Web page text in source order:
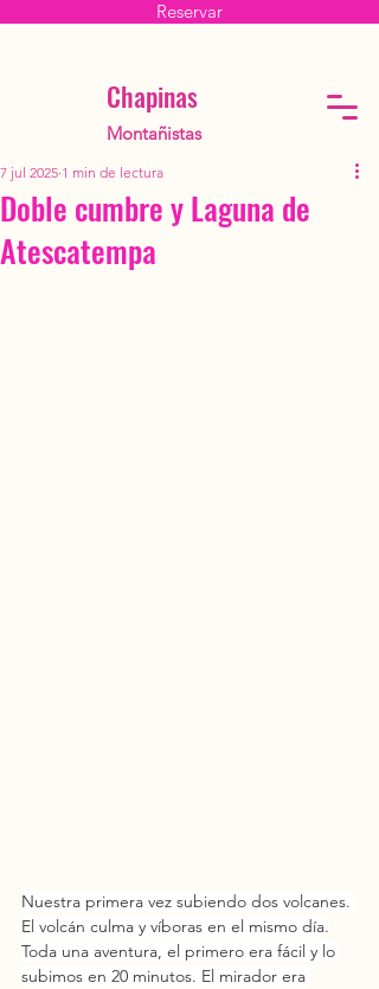
Reservar
Chapinas
Montañistas
Doble cumbre y Laguna de
Atescatempa
7 jul 2025 1 min de lectura
Nuestra primera vez subiendo dos volcanes.
El volcán culma y víboras en el mismo día.
Toda una aventura, el primero era fácil y lo
subimos en 20 minutos. El mirador era